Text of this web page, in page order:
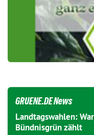
GRUENE.DE News
Landtagswahlen:
Bündnisgrün zählt